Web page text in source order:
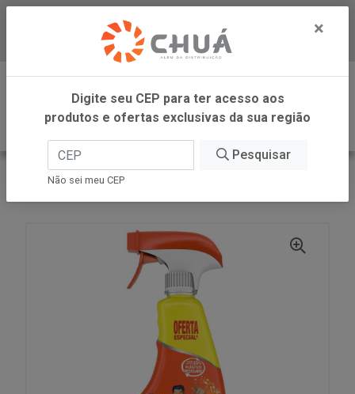
Baixe já nosso APP
0
INÍCIO
SC JOHNSON
×
Digite seu CEP para ter acesso aos
produtos e ofertas exclusivas da sua região
Pesquisar
Não sei meu CEP